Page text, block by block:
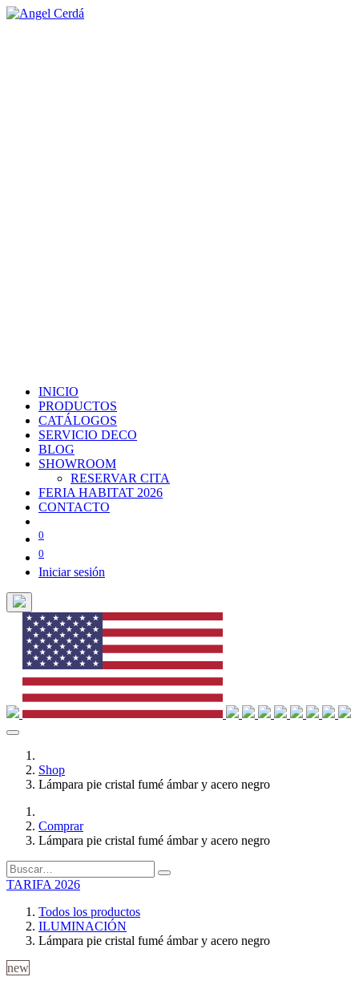
INICIO
PRODUCTOS
CATÁLOGOS
SERVICIO DECO
BLOG
SHOWROOM
RESERVAR CITA
FERIA HABITAT 2026
CONTACTO
0
0
Iniciar sesión
Shop
Lámpara pie cristal fumé ámbar y acero negro
Comprar
Lámpara pie cristal fumé ámbar y acero negro
TARIFA 2026
Todos los productos
ILUMINACIÓN
Lámpara pie cristal fumé ámbar y acero negro
new